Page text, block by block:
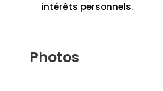
intérêts personnels.
Photos